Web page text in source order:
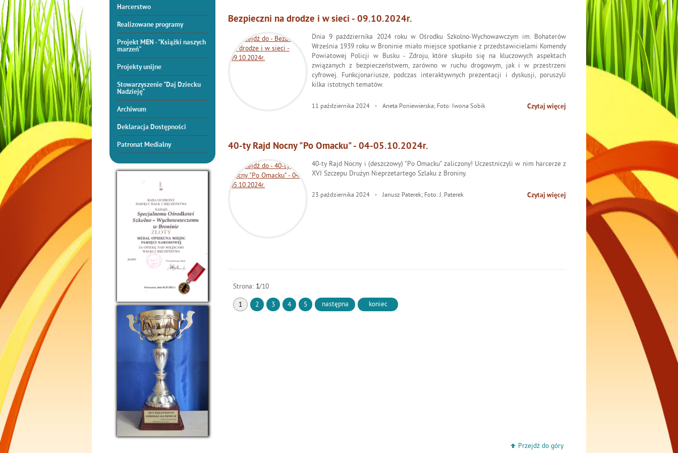
Harcerstwo
Realizowane programy
Projekt MEN - "Książki naszych
marzeń"
Projekty unijne
Stowarzyszenie "Daj Dziecku
Nadzieję"
Archiwum
Deklaracja Dostępności
Patronat Medialny
Bezpieczni na drodze i w sieci - 09.10.2024r.
Dnia 9 października 2024 roku w Ośrodku Szkolno-Wychowawczym im. Bohaterów
Września 1939 roku w Broninie miało miejsce spotkanie z przedstawicielami Komendy
Powiatowej Policji w Busku - Zdroju, które skupiło się na kluczowych aspektach
związanych z bezpieczeństwem, zarówno w ruchu drogowym, jak i w przestrzeni
cyfrowej. Funkcjonariusze, podczas interaktywnych prezentacji i dyskusji, poruszyli
kilka istotnych tematów.
11 października 2024 Aneta Poniewierska; Foto: Iwona Sobik Czytaj więcej
40-ty Rajd Nocny "Po Omacku" - 04-05.10.2024r.
40-ty Rajd Nocny i (deszczowy) "Po Omacku" zaliczony! Uczestniczyli w nim harcerze z
XVI Szczepu Drużyn Nieprzetartego Szlaku z Broniny.
23 października 2024 Janusz Paterek; Foto: J. Paterek Czytaj więcej
Strona: 1/10
1 2 3 4 5 następna koniec
Przejdź do góry